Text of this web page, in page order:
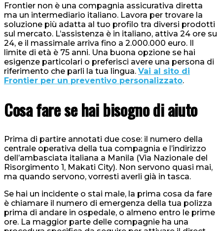
Frontier non è una compagnia assicurativa diretta
ma un intermediario italiano. Lavora per trovare la
soluzione più adatta al tuo profilo tra diversi prodotti
sul mercato. L’assistenza è in italiano, attiva 24 ore su
24, e il massimale arriva fino a 2.000.000 euro. Il
limite di età è 75 anni. Una buona opzione se hai
esigenze particolari o preferisci avere una persona di
riferimento che parli la tua lingua. Vai al sito di
Frontier per un preventivo personalizzato.
Cosa fare se hai bisogno di aiuto
Prima di partire annotati due cose: il numero della
centrale operativa della tua compagnia e l’indirizzo
dell’ambasciata italiana a Manila (Via Nazionale del
Risorgimento 1, Makati City). Non servono quasi mai,
ma quando servono, vorresti averli già in tasca.
Se hai un incidente o stai male, la prima cosa da fare
è chiamare il numero di emergenza della tua polizza
prima di andare in ospedale, o almeno entro le prime
ore. La maggior parte delle compagnie ha una